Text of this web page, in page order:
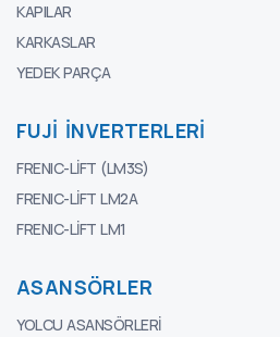
KAPILAR
KARKASLAR
YEDEK PARÇA
FUJI İNVERTERLERI
FRENIC-LIFT (LM3S)
FRENIC-LIFT LM2A
FRENIC-LIFT LM1
ASANSÖRLER
YOLCU ASANSÖRLERI